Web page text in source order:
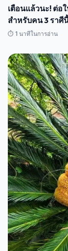
เตือนแล้วนะ! ต่อ
สำหรับคน 3 ราศี
⏱️ 1 นาทีในการอ่าน